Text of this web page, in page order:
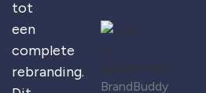
tot
een
complete
rebranding.
BrandBuddy